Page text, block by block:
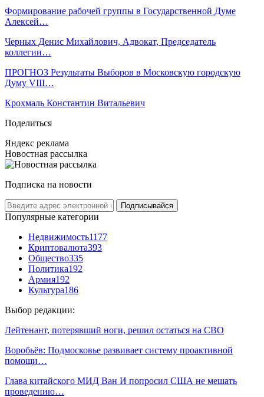
Формирование рабочей группы в Государственной Думе
Алексей…
Черных Денис Михайлович, Адвокат, Председатель
коллегии…
ПРОГНОЗ Результаты Выборов в Московскую городскую
Думу VIII…
Крохмаль Константин Витальевич
Поделиться
Яндекс реклама
Новостная рассылка
Подписка на новости
Подписывайся
Популярные категории
Недвижимость1177
Криптовалюта393
Общество335
Политика192
Армия192
Культура186
Выбор редакции:
Лейтенант, потерявший ноги, решил остаться на СВО
Воробьёв: Подмосковье развивает систему проактивной
помощи…
Глава китайского МИД Ван И попросил США не мешать
проведению…